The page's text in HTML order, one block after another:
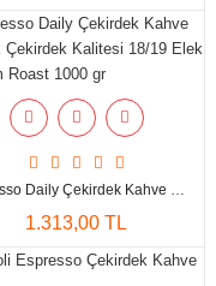
Espresso Daily Çekirdek Kahve Yüksek Çekirdek Kalitesi 18/19 Elek Medium Roast 1000 Gr
1.313,00 TL